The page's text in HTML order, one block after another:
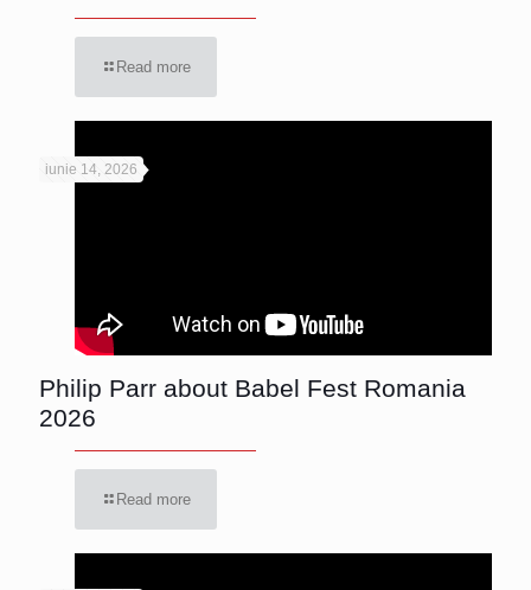
Read more
iunie 14, 2026
Philip Parr about Babel Fest Romania
2026
Read more